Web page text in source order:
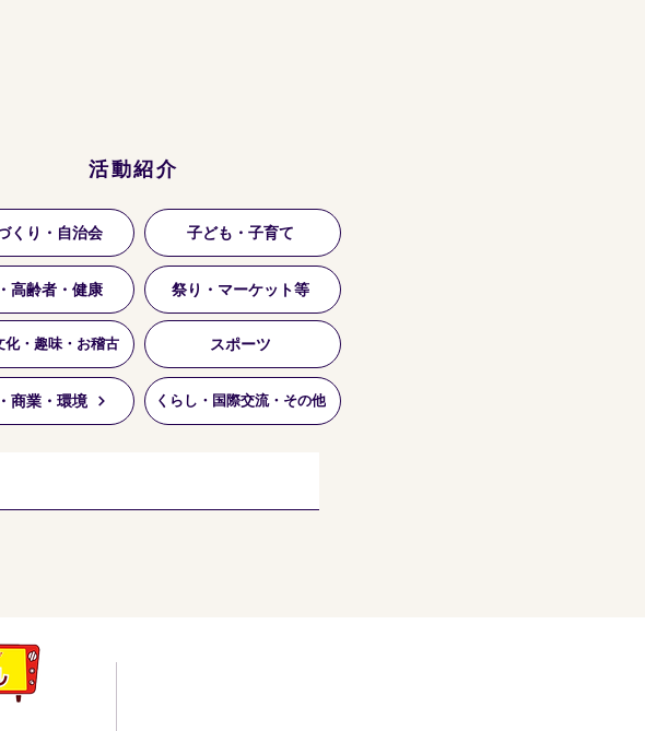
活動紹介
くり・自治会 子ども・子育て
高齢者・健康
化・趣味・お稽古
祭り・マーケット等
スポーツ
商業・環境 くらし・国際交流・その他